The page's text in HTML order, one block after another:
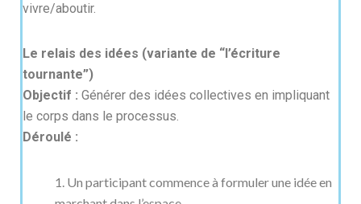
vivre/aboutir.
Le relais des idées (variante de “l’écriture
tournante”)
Objectif : Générer des idées collectives en impliquant
le corps dans le processus.
Déroulé :
Un participant commence à formuler une idée en